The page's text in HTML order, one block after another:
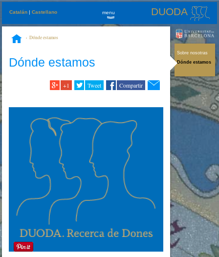
Catalán |Castellano DUODA
menu
»
Dónde estamos
Dónde estamos
+1 Tweet Compartir
Sobre nosotras
Dónde estamos